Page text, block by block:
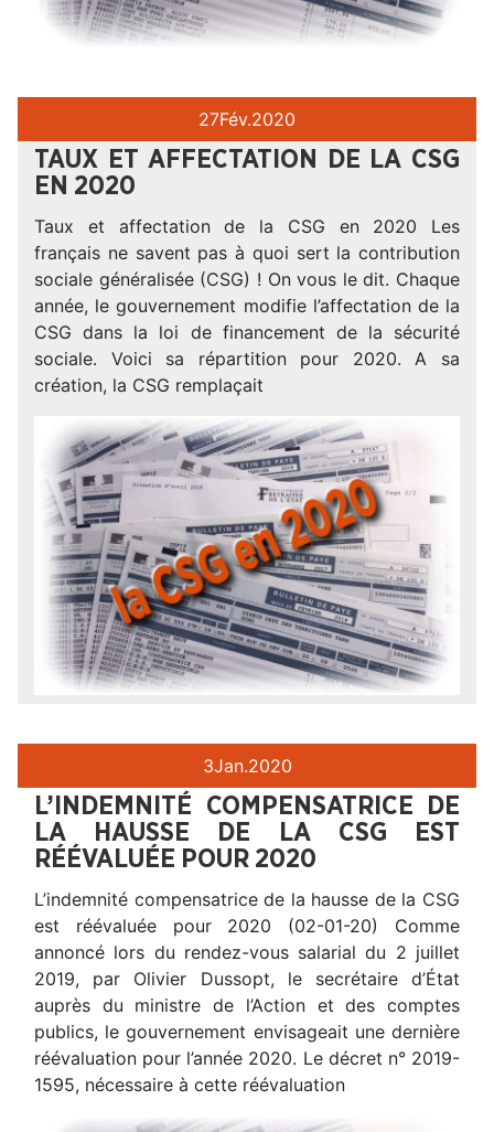
27Fév.2020
TAUX ET AFFECTATION DE LA CSG
EN 2020
Taux et affectation de la CSG en 2020 Les
français ne savent pas à quoi sert la contribution
sociale généralisée (CSG) ! On vous le dit. Chaque
année, le gouvernement modifie l’affectation de la
CSG dans la loi de financement de la sécurité
sociale. Voici sa répartition pour 2020. A sa
création, la CSG remplaçait
3Jan.2020
L’INDEMNITÉ COMPENSATRICE DE
LA HAUSSE DE LA CSG EST
RÉÉVALUÉE POUR 2020
L’indemnité compensatrice de la hausse de la CSG
est réévaluée pour 2020 (02-01-20) Comme
annoncé lors du rendez-vous salarial du 2 juillet
2019, par Olivier Dussopt, le secrétaire d’État
auprès du ministre de l’Action et des comptes
publics, le gouvernement envisageait une dernière
réévaluation pour l’année 2020. Le décret n° 2019-
1595, nécessaire à cette réévaluation